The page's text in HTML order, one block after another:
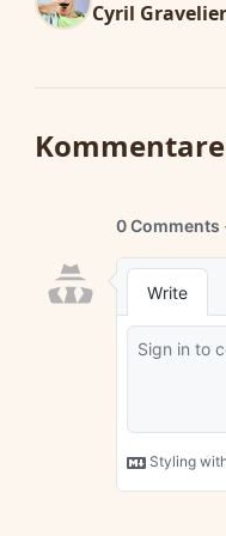
Cyril Gravelier
Kommentare